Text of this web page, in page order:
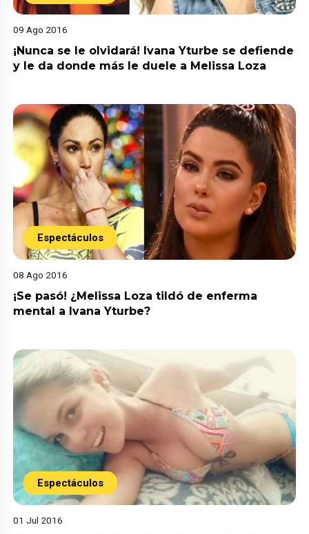
09 Ago 2016
¡Nunca se le olvidará! Ivana Yturbe se defiende
y le da donde más le duele a Melissa Loza
Espectáculos
08 Ago 2016
¡Se pasó! ¿Melissa Loza tildó de enferma
mental a Ivana Yturbe?
Espectáculos
01 Jul 2016